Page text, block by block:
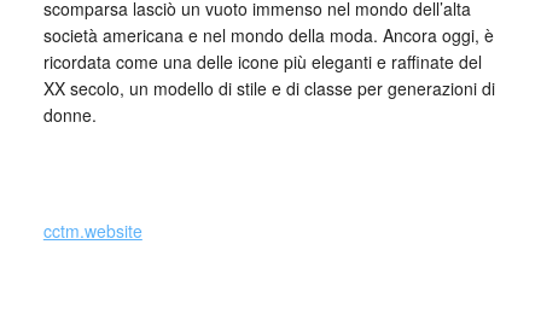
scomparsa lasciò un vuoto immenso nel mondo dell’alta
società americana e nel mondo della moda. Ancora oggi, è
ricordata come una delle icone più eleganti e raffinate del
XX secolo, un modello di stile e di classe per generazioni di
donne.
cctm.website